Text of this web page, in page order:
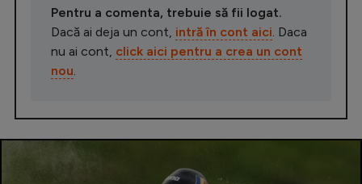
Pentru a comenta, trebuie să fii logat.
Dacă ai deja un cont, intră în cont aici . Daca
nu ai cont, click aici pentru a crea un cont
nou